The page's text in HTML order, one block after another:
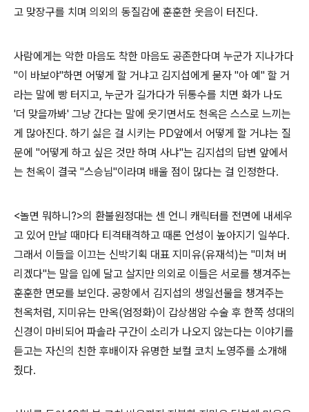
고 맞장구를 치며 의외의 동질감에 훈훈한 웃음이 터진다.
사람에게는 악한 마음도 착한 마음도 공존한다며 누군가 지나가다
"이 바보야"하면 어떻게 할 거냐고 김지섭에게 묻자 "아 예" 할 거
라는 말에 빵 터지고, 누군가 길가다가 뒤통수를 치면 화가 나도
'더 맞을까봐' 그냥 간다는 말에 웃기면서도 천옥은 스스로 느끼는
게 많아진다. 하기 싫은 걸 시키는 PD앞에서 어떻게 할 거냐는 질
문에 "어떻게 하고 싶은 것만 하며 사냐"는 김지섭의 답변 앞에서
는 천옥이 결국 "스승님"이라며 배울 점이 많다는 걸 인정한다.
<놀면 뭐하니?>의 환불원정대는 센 언니 캐릭터를 전면에 내세우
고 있어 만날 때마다 티격태격하고 때론 언성이 높아지기 일쑤다.
그래서 이들을 이끄는 신박기획 대표 지미유(유재석)는 "미쳐 버
리겠다"는 말을 입에 달고 살지만 의외로 이들은 서로를 챙겨주는
훈훈한 면모를 보인다. 공항에서 김지섭의 생일선물을 챙겨주는
천옥처럼, 지미유는 만옥(엄정화)이 갑상샘암 수술 후 한쪽 성대의
신경이 마비되어 파솔라 구간이 소리가 나오지 않는다는 이야기를
듣고는 자신의 친한 후배이자 유명한 보컬 코치 노영주를 소개해
줬다.